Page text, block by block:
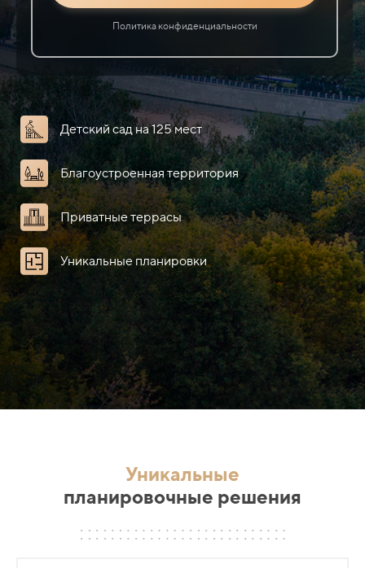
Политика конфиденциальности
Детский сад на 125 мест
Благоустроенная территория
Приватные террасы
Уникальные планировки
Уникальные
планировочные решения